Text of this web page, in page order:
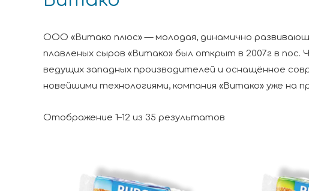
ООО «Витако плюс» — молодая, динамично
плавленых сыров «Витако» был открыт в 2007г в
ведущих западных производителей и оснащённое
новейшими технологиями, компания «Витако» уже на
Отображение 1–12 из 35 результатов